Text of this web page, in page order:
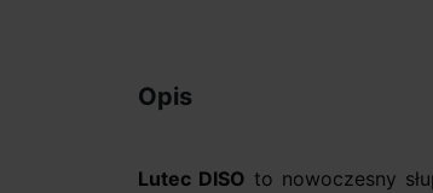
Opis
Lutec DISO to nowoczesny